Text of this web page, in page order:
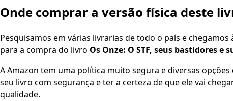
Onde comprar a versão física deste
Pesquisamos em várias livrarias de todo o país e
para a compra do livro Os Onze: O STF, seus bastidores e
A Amazon tem uma política muito segura e diversas
seu livro com segurança e ter a certeza de que ele vai
qualidade.